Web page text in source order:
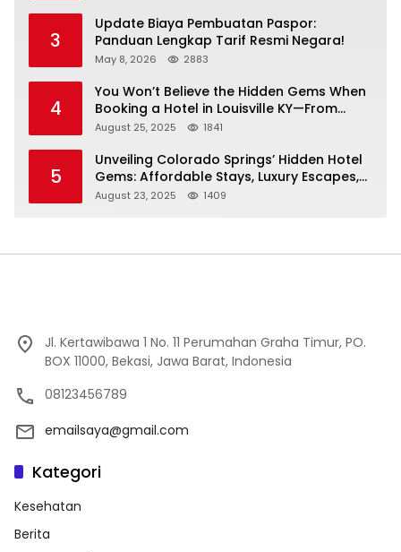
3
Update Biaya Pembuatan Paspor:
Panduan Lengkap Tarif Resmi Negara!
May 8, 2026 2883
4
You Won’t Believe the Hidden Gems When
Booking a Hotel in Louisville KY—From
Cheap to Luxe!
August 25, 2025 1841
5
Unveiling Colorado Springs’ Hidden Hotel
Gems: Affordable Stays, Luxury Escapes,
and Everything In Between!
August 23, 2025 1409
Jl. Kertawibawa 1 No. 11 Perumahan Graha Timur, PO.
BOX 11000, Bekasi, Jawa Barat, Indonesia
08123456789
emailsaya@gmail.com
Kategori
Kesehatan
Berita